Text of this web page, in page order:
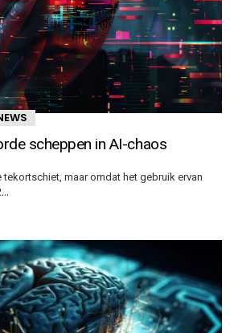
scheppen in AI-chaos
maar omdat het gebruik ervan